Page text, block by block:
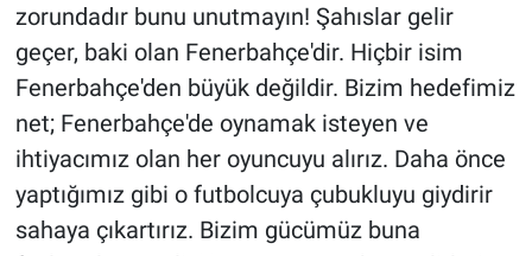
zorundadır bunu unutmayın! Şahıslar gelir
geçer, baki olan Fenerbahçe'dir. Hiçbir isim
Fenerbahçe'den büyük değildir. Bizim hedefimiz
net; Fenerbahçe'de oynamak isteyen ve
ihtiyacımız olan her oyuncuyu alırız. Daha önce
yaptığımız gibi o futbolcuya çubukluyu giydirir
sahaya çıkartırız. Bizim gücümüz buna